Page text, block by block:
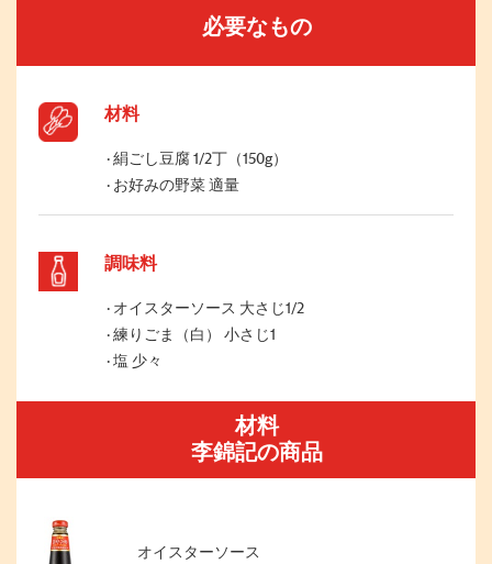
必要なもの
材料
絹ごし豆腐 1/2丁（150g）
お好みの野菜 適量
調味料
オイスターソース 大さじ1/2
練りごま（白） 小さじ1
塩 少々
材料
李錦記の商品
オイスターソース